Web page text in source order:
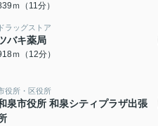
ｍ（11分）
ドラッグストア
バキ薬局
ｍ（12分）
役所・区役所
泉市役所 和泉シティプラザ出張